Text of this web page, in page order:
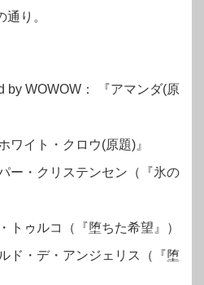
り。
by WOWOW： 『アマンダ(原
ワイト・クロウ(原題)』
ー・クリステンセン（『氷の
トゥルコ（『堕ちた希望』）
ド・デ・アンジェリス（『堕